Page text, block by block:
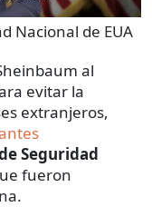
Nacional de EUA
al
evitar la
extranjeros,
Seguridad
fueron